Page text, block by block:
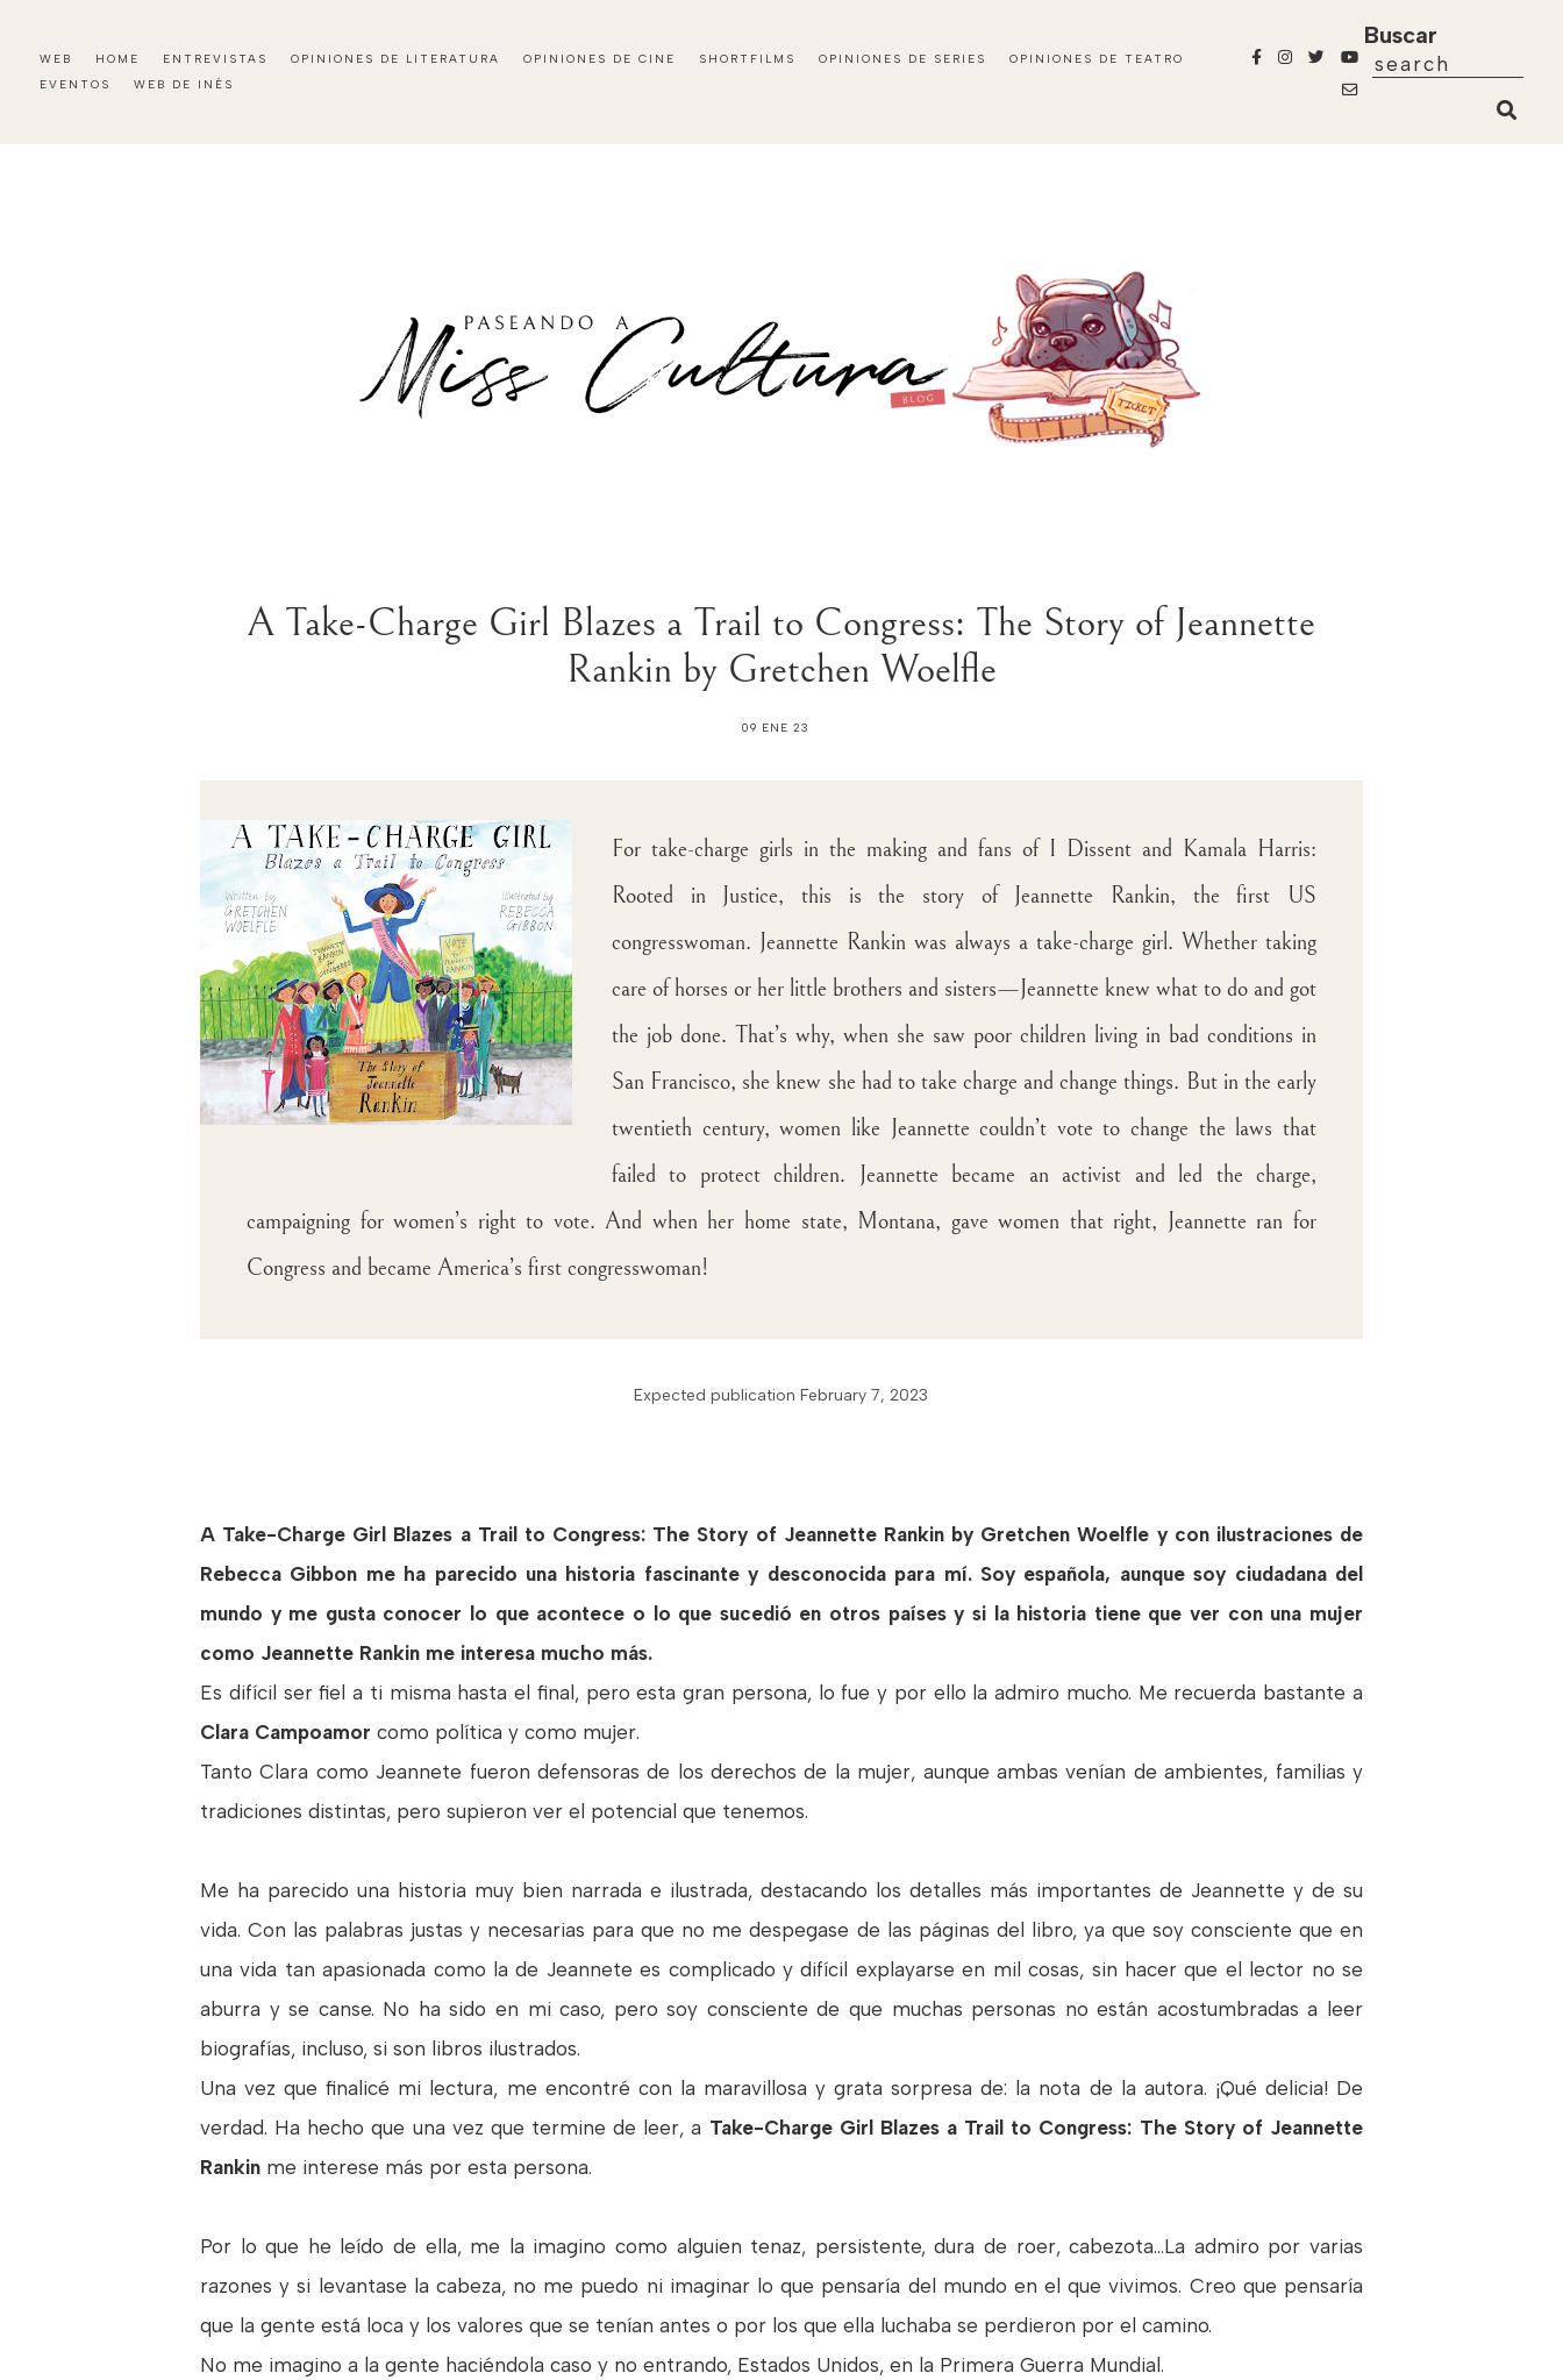
WEB HOME ENTREVISTAS OPINIONES DE LITERATURA OPINIONES DE CINE SHORTFILMS OPINIONES DE SERIES
OPINIONES DE TEATRO
EVENTOS
WEB DE INÉS
Buscar
A Take-Charge Girl Blazes a Trail to Congress: The Story of Jeannette
Rankin by Gretchen Woelfle
09 ENE 23
For take-charge girls in the making and fans of I Dissent and Kamala Harris:
Rooted in Justice, this is the story of Jeannette Rankin, the first US
congresswoman. Jeannette Rankin was always a take-charge girl. Whether taking
care of horses or her little brothers and sisters—Jeannette knew what to do and got
the job done. That’s why, when she saw poor children living in bad conditions in
San Francisco, she knew she had to take charge and change things. But in the early
twentieth century, women like Jeannette couldn’t vote to change the laws that
failed to protect children. Jeannette became an activist and led the charge,
campaigning for women’s right to vote. And when her home state, Montana, gave women that right, Jeannette ran for
Congress and became America’s first congresswoman!
Expected publication February 7, 2023
A Take-Charge Girl Blazes a Trail to Congress: The Story of Jeannette Rankin by Gretchen Woelfle y con ilustraciones de
Rebecca Gibbon me ha parecido una historia fascinante y desconocida para mí. Soy española, aunque soy ciudadana del
mundo y me gusta conocer lo que acontece o lo que sucedió en otros países y si la historia tiene que ver con una mujer
como Jeannette Rankin me interesa mucho más.
Es difícil ser fiel a ti misma hasta el final, pero esta gran persona, lo fue y por ello la admiro mucho. Me recuerda bastante a
Clara Campoamor como política y como mujer.
Tanto Clara como Jeannete fueron defensoras de los derechos de la mujer, aunque ambas venían de ambientes, familias y
tradiciones distintas, pero supieron ver el potencial que tenemos.
Me ha parecido una historia muy bien narrada e ilustrada, destacando los detalles más importantes de Jeannette y de su
vida. Con las palabras justas y necesarias para que no me despegase de las páginas del libro, ya que soy consciente que en
una vida tan apasionada como la de Jeannete es complicado y difícil explayarse en mil cosas, sin hacer que el lector no se
aburra y se canse. No ha sido en mi caso, pero soy consciente de que muchas personas no están acostumbradas a leer
biografías, incluso, si son libros ilustrados.
Una vez que finalicé mi lectura, me encontré con la maravillosa y grata sorpresa de: la nota de la autora. ¡Qué delicia! De
verdad. Ha hecho que una vez que termine de leer, a Take-Charge Girl Blazes a Trail to Congress: The Story of Jeannette
Rankin me interese más por esta persona.
Por lo que he leído de ella, me la imagino como alguien tenaz, persistente, dura de roer, cabezota...La admiro por varias
razones y si levantase la cabeza, no me puedo ni imaginar lo que pensaría del mundo en el que vivimos. Creo que pensaría
que la gente está loca y los valores que se tenían antes o por los que ella luchaba se perdieron por el camino.
No me imagino a la gente haciéndola caso y no entrando, Estados Unidos, en la Primera Guerra Mundial.